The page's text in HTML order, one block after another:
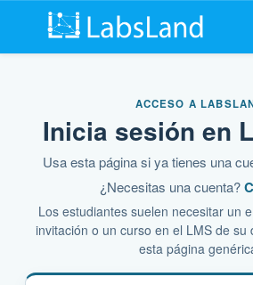
ACCESO A
Inicia sesión en
Usa esta página si ya tienes una
¿Necesitas una cuenta?
Los estudiantes suelen necesitar un
invitación o un curso en el LMS de su
esta página